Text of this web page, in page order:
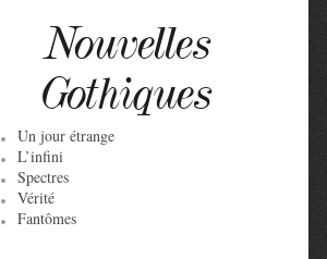
Nouvelles
Gothiques
Un jour étrange
L’infini
Spectres
Vérité
Fantômes